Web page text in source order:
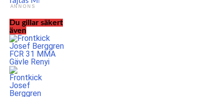
ANNONS
Du gillar säkert
även